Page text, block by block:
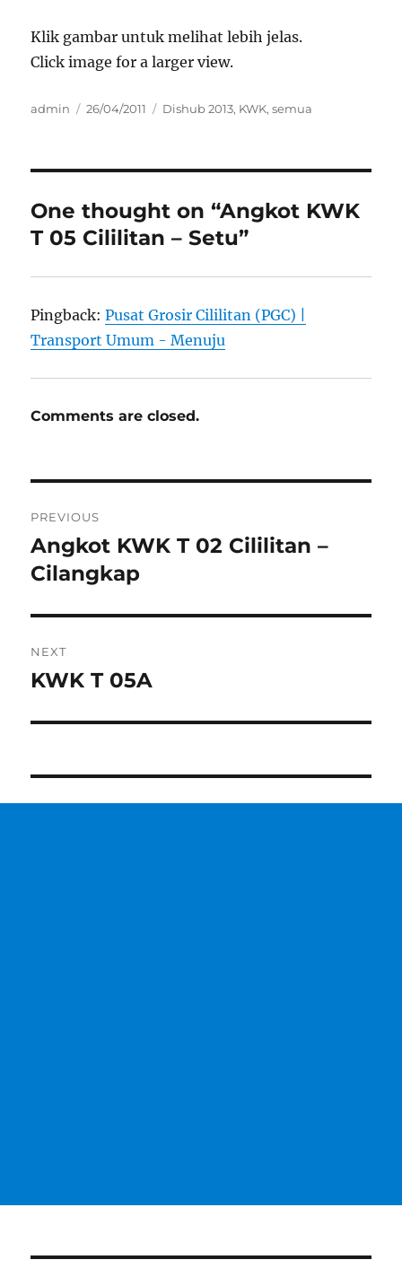
Klik gambar untuk melihat lebih jelas.
Click image for a larger view.
Author
admin
Posted
26/04/2011 Categories
Dishub 2013, KWK,semua
One thought on “Angkot KWK
T 05 Cililitan – Setu”
Pingback:Pusat Grosir Cililitan (PGC) |
Transport Umum - Menuju
Comments are closed.
navigation
PREVIOUS
Previous
post:
Angkot KWK T 02 Cililitan –
Cilangkap
NEXT
Next
KWK T 05A